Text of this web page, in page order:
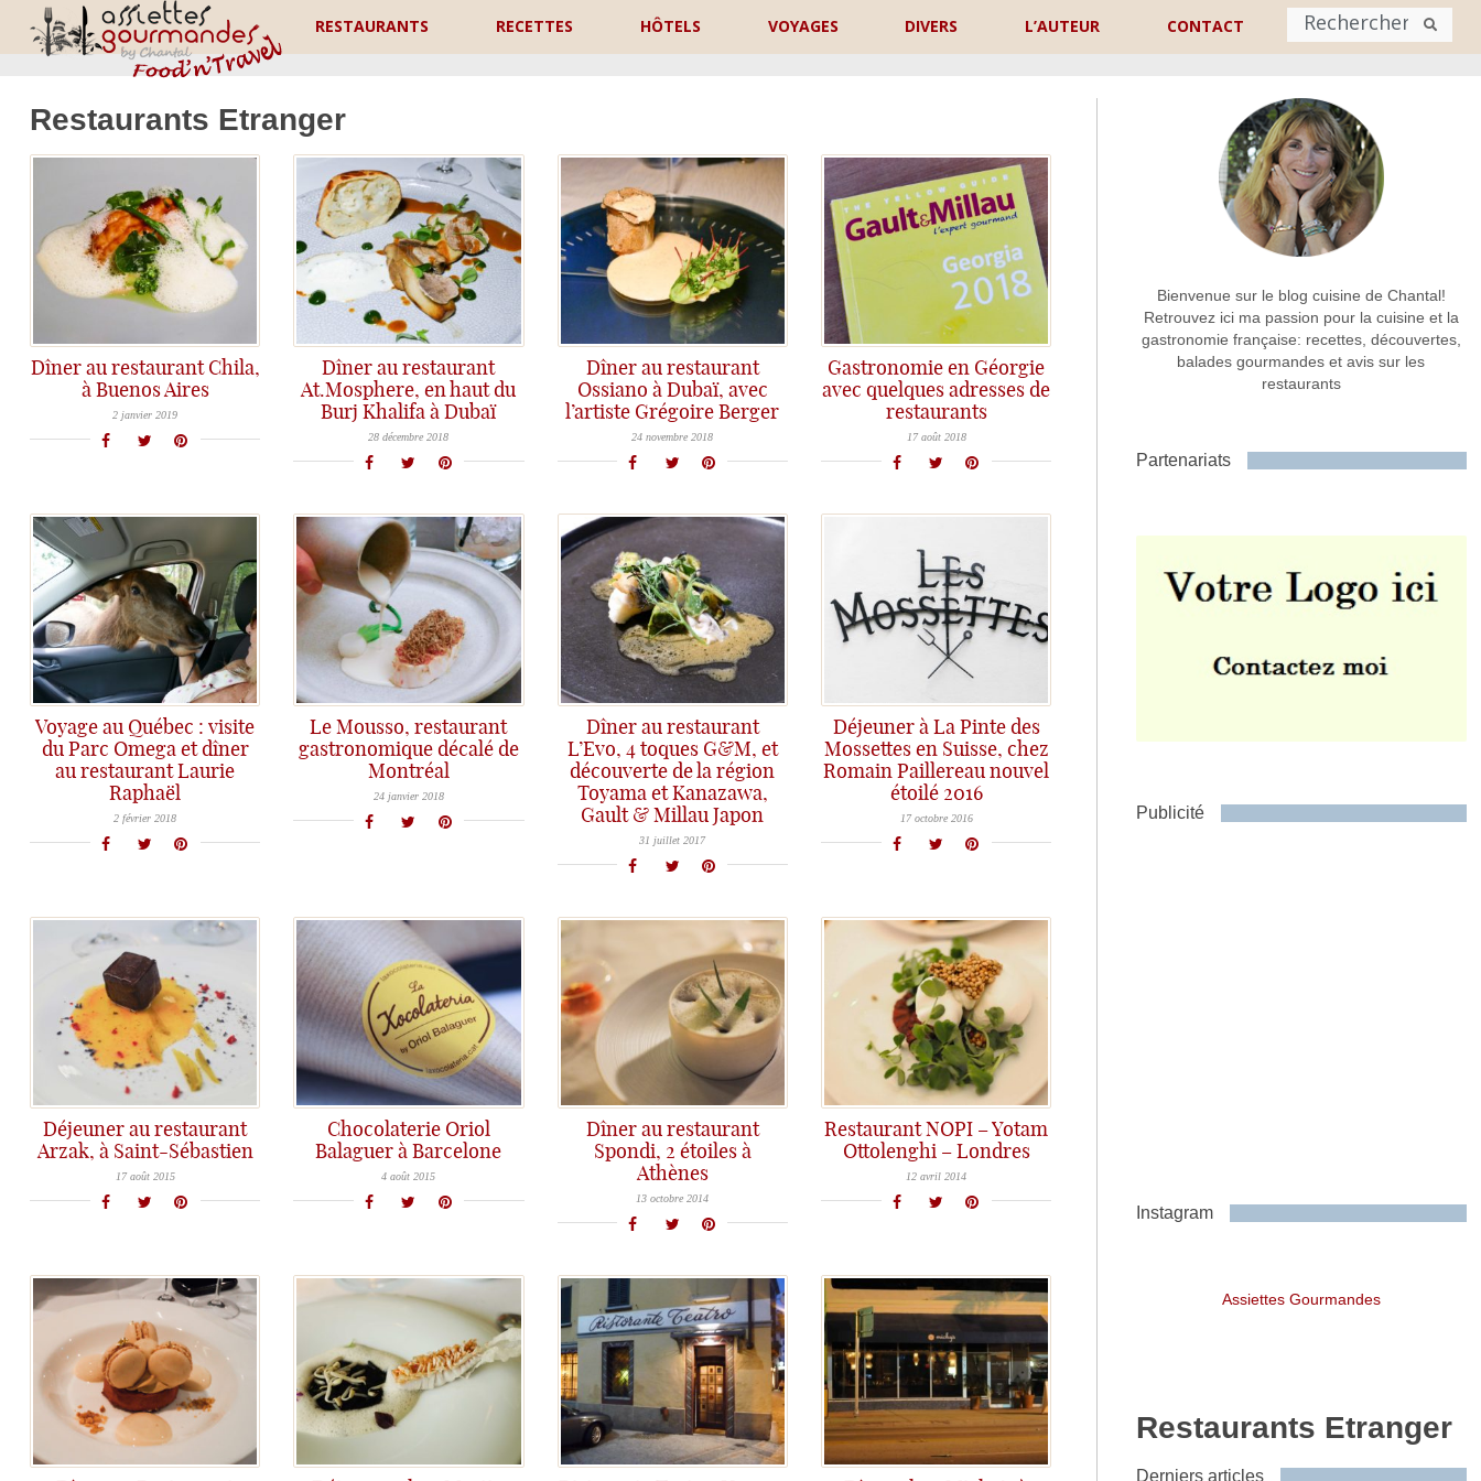
RESTAURANTS RECETTES HÔTELS VOYAGES DIVERS L’AUTEUR CONTACT
Prénom Nom
Adresse de contact
Commentaire ou message *
Restaurants Etranger
Dîner au restaurant Chila,
à Buenos Aires
Un restaurant gastronomique à Buenos Aires? Chila vous embarque pour un tourbillon de saveurs...
2 janvier 2019
Dîner au restaurant
At.Mosphere, en haut du
Burj Khalifa à Dubaï
Dîner dans le plus haut restaurant du monde, en haut du Burj Khalifa à Dubaï...
28 décembre 2018
Dîner au restaurant
Ossiano à Dubaï, avec
l’artiste Grégoire Berger
Un dîner dans les profondeurs de l'Ossiano à Dubaï pour découvrir la cuisine atypique de l'artiste Grégoire Berger.
24 novembre 2018
Gastronomie en Géorgie
avec quelques adresses de
restaurants
Après quelques infos sur Tbilissi et la Géorgie, vous voulez peut-être en savoir plus sur la cuisine géorgienne! Si vous
17 août 2018
Voyage au Québec : visite
du Parc Omega et dîner
au restaurant Laurie
Raphaël
Nouvelle étape au Québec, avec le Parc Oméga et un déjeuner au restaurant Laurie Raphaël...
2 février 2018
Le Mousso, restaurant
gastronomique décalé de
Montréal
Atypique et créatif, un génie de la cuisine bouleverse les codes à Montréal au restaurant Le Mousso...
24 janvier 2018
Dîner au restaurant
L’Evo, 4 toques G&M, et
découverte de la région
Toyama et Kanazawa,
Gault & Millau Japon
Restaurant L ' EVO - Gault et Millau Japon - Terroir d' Hokuriku (Toyama)
31 juillet 2017
Déjeuner à La Pinte des
Mossettes en Suisse, chez
Romain Paillereau nouvel
étoilé 2016
Une très belle adresse du côté des Préalpes suisses: La Pinte des Mossettes avec Romain Paillereau aux commandes
17 octobre 2016
Déjeuner au restaurant
Arzak, à Saint-Sébastien
Arzak: un restaurant fabuleux, des plats magnifiques et la gentillesse d'Elena et Juan Mari en prime!
17 août 2015
Chocolaterie Oriol
Balaguer à Barcelone
Un grand moment de gourmandise chez le talentueux Oriol Balaguer à Barcelone
4 août 2015
Dîner au restaurant
Spondi, 2 étoiles à
Athènes
SPONDI: Un restaurant 2 étoiles à Athènes où Gastronomie et plaisir sont au rendez-vous
13 octobre 2014
Restaurant NOPI – Yotam
Ottolenghi – Londres
Yotam Ottolenghi [ NOPI ] : Une cuisine au succès fulgurant de l'autre côté de la Manche...
12 avril 2014
Bienvenue sur le blog cuisine de Chantal!
Retrouvez ici ma passion pour la cuisine et la
gastronomie française: recettes, découvertes,
balades gourmandes et avis sur les
restaurants
Partenariats
Publicité
Instagram
Assiettes Gourmandes
Restaurants Etranger
Derniers articles